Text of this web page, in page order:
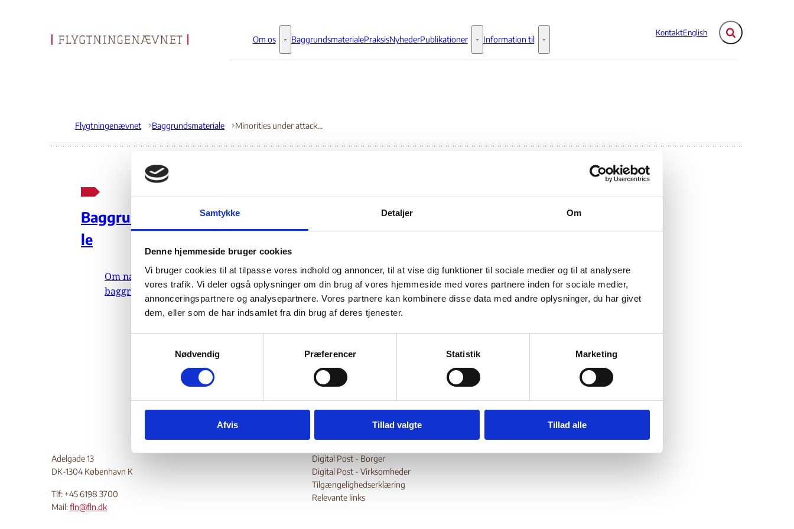
Samtykke Detaljer Om
Denne hjemmeside bruger cookies
Vi bruger cookies til at tilpasse vores indhold og annoncer, til at vise dig funktioner til sociale medier og til at analysere
vores trafik. Vi deler også oplysninger om din brug af vores hjemmeside med vores partnere inden for sociale medier,
annonceringspartnere og analysepartnere. Vores partnere kan kombinere disse data med andre oplysninger, du har givet
dem, eller som de har indsamlet fra din brug af deres tjenester.
v
a
Nødvendig Præferencer Statistik Marketing
Afvis Tillad valgte Tillad alle
Gå til forsiden
KontaktEnglish Fold søgefelt ud
Om os Om os - Flere links
BaggrundsmaterialePraksisNyhederPublikationer Publikationer - Flere links
Information til Information til - Flere links
Flygtningenævnet Baggrundsmateriale Minorities under attack: Faith-based discrimination and violence in Pakistan
Baggrundsmateria
le
Om nævnets
baggrundsmateriale
Minorities under attack:
Faith-based discrimination
and violence in Pakistan
31.03.2015 Bilag 299International Federation for Human Rights (FIDH)
Indeholder oplysninger om forholdene for religiøse minoriteter
Adelgade 13
DK-1304 København K
Tlf: +45 6198 3700
Mail:fln@fln.dk
Digital Post - Borger
Digital Post - Virksomheder
Tilgængelighedserklæring
Relevante links